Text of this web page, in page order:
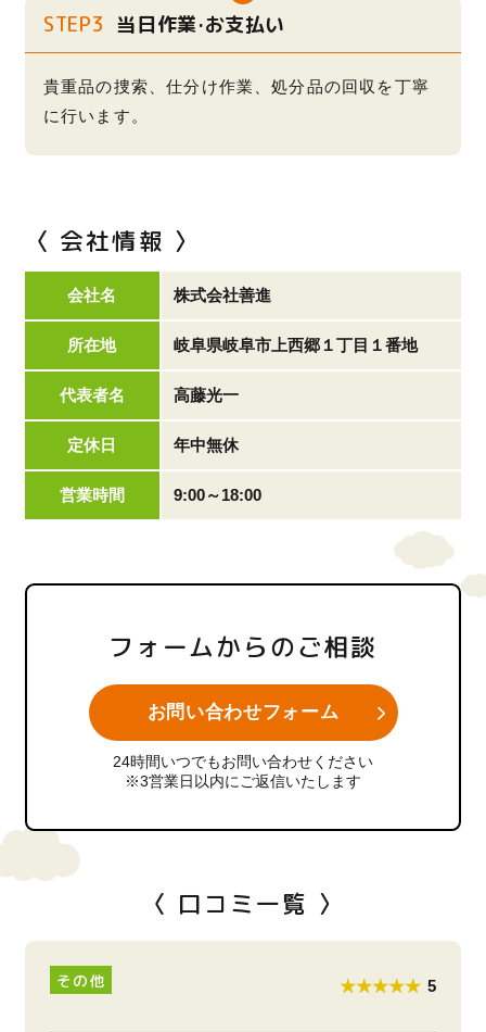
STEP3 当日作業·お支払い
貴重品の捜索、仕分け作業、処分品の回収を丁寧
に行います。
〈 会社情報 〉
会社名 株式会社善進
所在地 岐阜県岐阜市上西郷１丁目１番地
代表者名 高藤光一
定休日 年中無休
営業時間 9:00～18:00
フォームからのご相談
お問い合わせフォーム
24時間いつでもお問い合わせください
※3営業日以内にご返信いたします
〈 口コミ一覧 〉
その他 ★★★★★ 5